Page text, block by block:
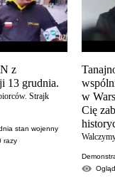
z
13 grudnia.
Strajk
stan wojenny
razy
w
Cię